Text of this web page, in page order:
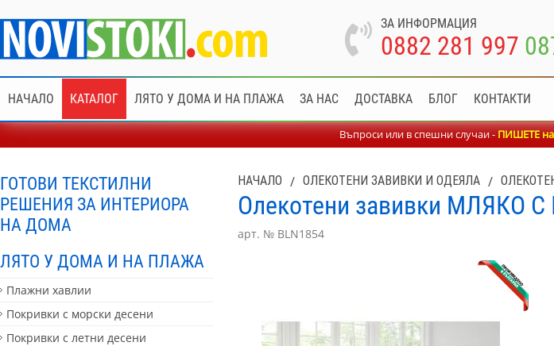
ЗА ИНФОРМАЦИЯ
0882 281 997
НАЧАЛО КАТАЛОГ ЛЯТО У ДОМА И НА ПЛАЖА ЗА НАС ДОСТАВКА БЛОГ КОНТАКТИ
Въпроси или в спешни случаи -ПИШЕТЕ на
ГОТОВИ ТЕКСТИЛНИ
РЕШЕНИЯ ЗА ИНТЕРИОРА
НА ДОМА
ЛЯТО У ДОМА И НА ПЛАЖА
Плажни хавлии
Покривки с морски десени
Покривки с летни десени
НАЧАЛО / ОЛЕКОТЕНИ ЗАВИВКИ И ОДЕЯЛА /
Олекотени завивки МЛЯКО
арт. № BLN1854